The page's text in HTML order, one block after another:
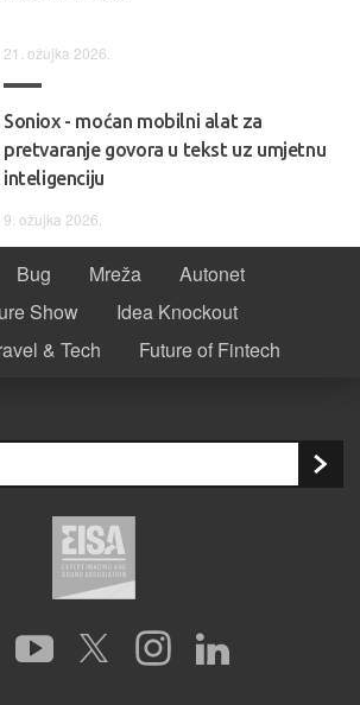
21. ožujka 2026.
Soniox - moćan mobilni alat za
pretvaranje govora u tekst uz umjetnu
inteligenciju
9. ožujka 2026.
Bug Mreža
Autonet
Show
Idea Knockout
& Tech
Future of Fintech